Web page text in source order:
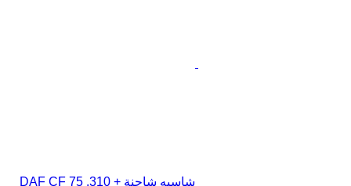
شاسيه شاحنة DAF CF 75 .310 +